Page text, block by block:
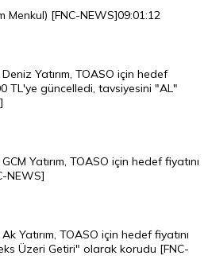
09:01:12
Menkul) [FNC-NEWS]
Yatırım, TOASO için hedef
TL'ye güncelledi, tavsiyesini "AL"
Yatırım, TOASO için hedef fiyatını
NEWS]
Yatırım, TOASO için hedef fiyatını
Üzeri Getiri" olarak korudu [FNC-